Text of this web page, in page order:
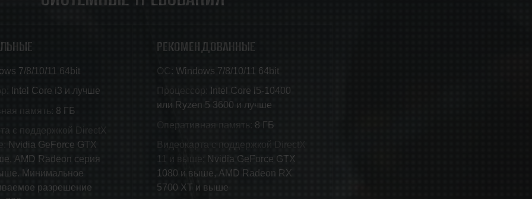
7/8/10/11 64bit
Intel Core i3 и лучше
память: 8 ГБ
с поддержкой DirectX
Nvidia GeForce GTX
AMD Radeon серия
Минимальное
разрешение
РЕКОМЕНДОВАННЫЕ
ОС: Windows 7/8/10/11 64bit
Процессор: Intel Core i5-10400
или Ryzen 5 3600 и лучше
Оперативная память: 8 ГБ
Видеокарта с поддержкой DirectX
11 и выше:
Nvidia GeForce GTX
1080 и выше, AMD Radeon RX
5700 XT и выше